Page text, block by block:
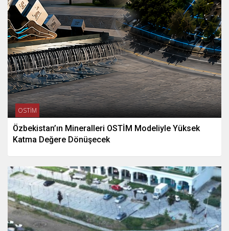
OSTİM
Özbekistan’ın Mineralleri OSTİM Modeliyle Yüksek
Katma Değere Dönüşecek